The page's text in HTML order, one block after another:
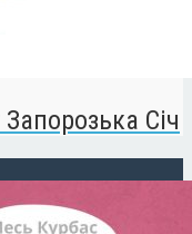
Січ